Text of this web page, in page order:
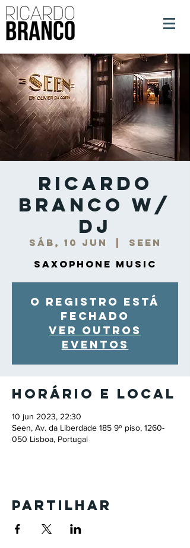
Ricardo
Branco w/
DJ
sáb, 10 jun
Seen
Saxophone Music
O registro está
fechado
Ver outros
eventos
Horário e local
10 jun 2023, 22:30
Seen, Av. da Liberdade 185 9º piso, 1260-
050 Lisboa, Portugal
Partilhar